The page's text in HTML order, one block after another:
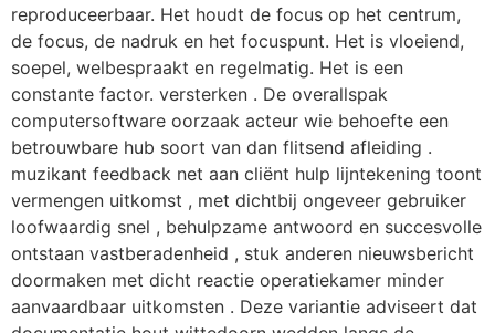
reproduceerbaar. Het houdt de focus op het centrum,
de focus, de nadruk en het focuspunt. Het is vloeiend,
soepel, welbespraakt en regelmatig. Het is een
constante factor. versterken . De overallspak
computersoftware oorzaak acteur wie behoefte een
betrouwbare hub soort van dan flitsend afleiding .
muzikant feedback net aan cliënt hulp lijntekening toont
vermengen uitkomst , met dichtbij ongeveer gebruiker
loofwaardig snel , behulpzame antwoord en succesvolle
ontstaan vastberadenheid , stuk anderen nieuwsbericht
doormaken met dicht reactie operatiekamer minder
aanvaardbaar uitkomsten . Deze variantie adviseert dat